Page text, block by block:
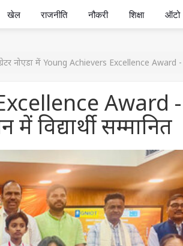
खेल राजनीति नौकरी शिक्षा ऑटो
नोएडा में Young Achievers Excellence Award
Award -
सम्मानित